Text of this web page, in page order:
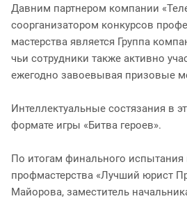
Давним партнером компании
соорганизатором конкурсов
мастерства является Группа
чьи сотрудники также активно
ежегодно завоевывая призовые
Интеллектуальные состязания в
формате игры «Битва героев».
По итогам финального испытания
профмастерства «Лучший юрист
Майорова, заместитель